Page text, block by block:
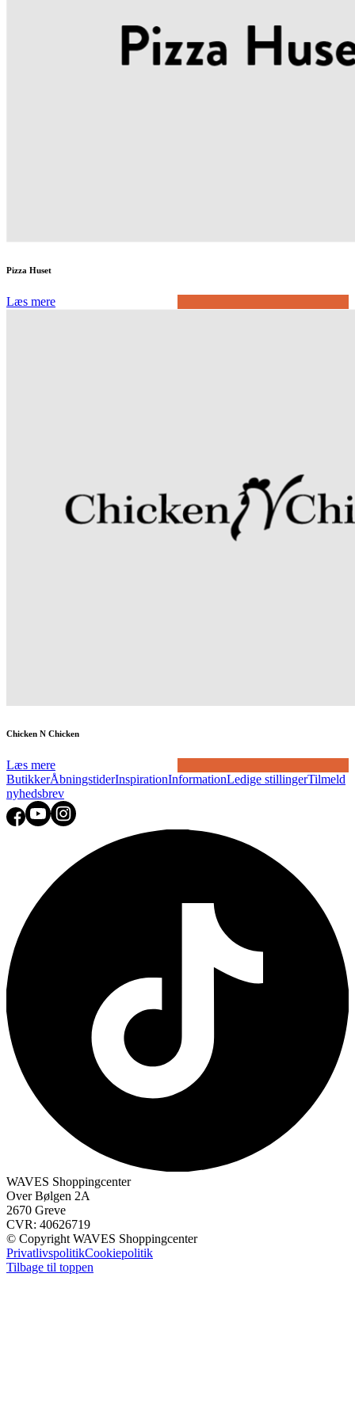
Pizza Huset
Læs mere
Chicken N Chicken
Læs mere
ButikkerÅbningstiderInspirationInformationLedige stillingerTilmeld
nyhedsbrev
WAVES Shoppingcenter
Over Bølgen 2A
2670 Greve
CVR: 40626719
© Copyright WAVES Shoppingcenter
PrivatlivspolitikCookiepolitik
Tilbage til toppen